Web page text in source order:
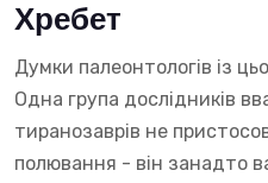
Хребет
Думки палеонтологів із
Одна група дослідників
тиранозаврів не
полювання - він занадто